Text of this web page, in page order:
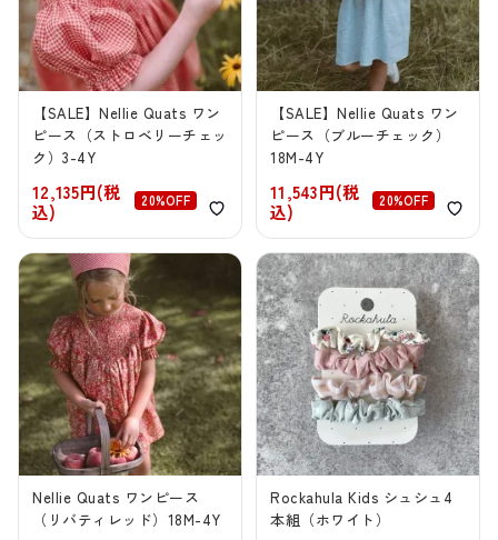
【SALE】Nellie Quats ワン
ピース（ストロベリーチェッ
ク）3-4Y
12,135円(税
込)
20%OFF
【SALE】Nellie Quats ワン
ピース（ブルーチェック）
18M-4Y
11,543円(税
込)
20%OFF
Nellie Quats ワンピース
（リバティレッド）18M-4Y
Rockahula Kids シュシュ4
本組（ホワイト）